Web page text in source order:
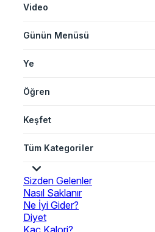
Video
Günün Menüsü
Ye
Öğren
Keşfet
Tüm Kategoriler
Sizden Gelenler
Nasıl Saklanır
Ne İyi Gider?
Diyet
Kaç Kalori?